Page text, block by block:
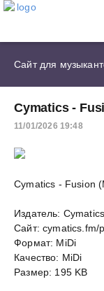
Сайт для
Cymatics -
11/01/2026 19:48
Cymatics - Fusion
Издатель: Cymatics
Сайт: cymatics.fm/
Формат: MiDi
Качество: MiDi
Размер: 195 KB